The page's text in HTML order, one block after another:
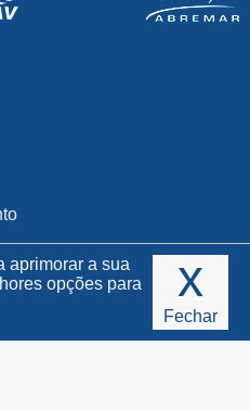
x
Fechar
aprimorar a sua
opções para